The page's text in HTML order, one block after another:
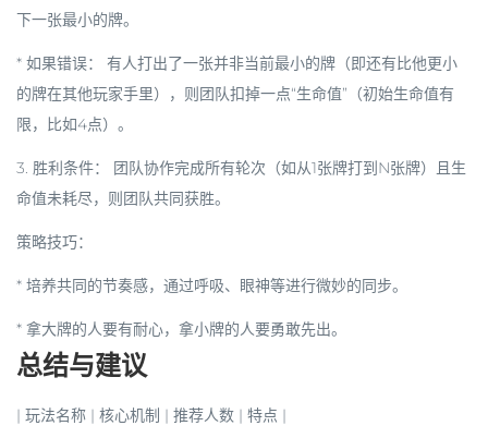
下一张最小的牌。
* 如果错误：
有人打出了一张并非当前最小的牌（即还有比他更小
的牌在其他玩家手里），则团队扣掉一点“生命值”（初始生命值有
限，比如4点）。
3. 胜利条件：
团队协作完成所有轮次（如从1张牌打到N张牌）且生
命值未耗尽，则团队共同获胜。
策略技巧：
* 培养共同的节奏感，通过呼吸、眼神等进行微妙的同步。
* 拿大牌的人要有耐心，拿小牌的人要勇敢先出。
总结与建议
| 玩法名称 | 核心机制 | 推荐人数 | 特点 |